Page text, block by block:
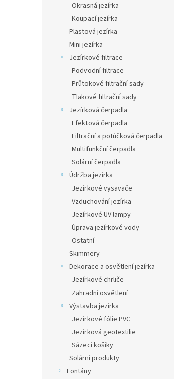
Okrasná jezírka
Koupací jezírka
Plastová jezírka
Mini jezírka
Jezírkové filtrace
Podvodní filtrace
Průtokové filtrační sady
Tlakové filtrační sady
Jezírková čerpadla
Efektová čerpadla
Filtrační a potůčková čerpadla
Multifunkční čerpadla
Solární čerpadla
Údržba jezírka
Jezírkové vysavače
Vzduchování jezírka
Jezírkové UV lampy
Úprava jezírkové vody
Ostatní
Skimmery
Dekorace a osvětlení jezírka
Jezírkové chrliče
Zahradní osvětlení
Výstavba jezírka
Jezírkové fólie PVC
Jezírková geotextilie
Sázecí košíky
Solární produkty
Fontány